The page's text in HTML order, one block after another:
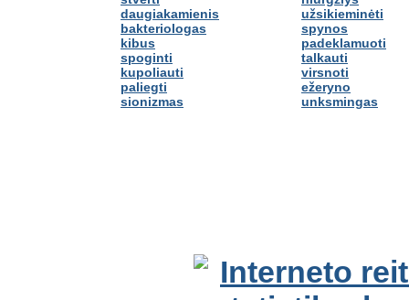
daugiakamienis
bakteriologas
kibus
spoginti
kupoliauti
paliegti
sionizmas
užsikieminėti
spynos
padeklamuoti
talkauti
virsnoti
ežeryno
unksmingas